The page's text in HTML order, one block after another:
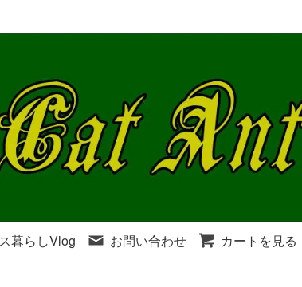
暮らしVlog お問い合わせ カートを見る